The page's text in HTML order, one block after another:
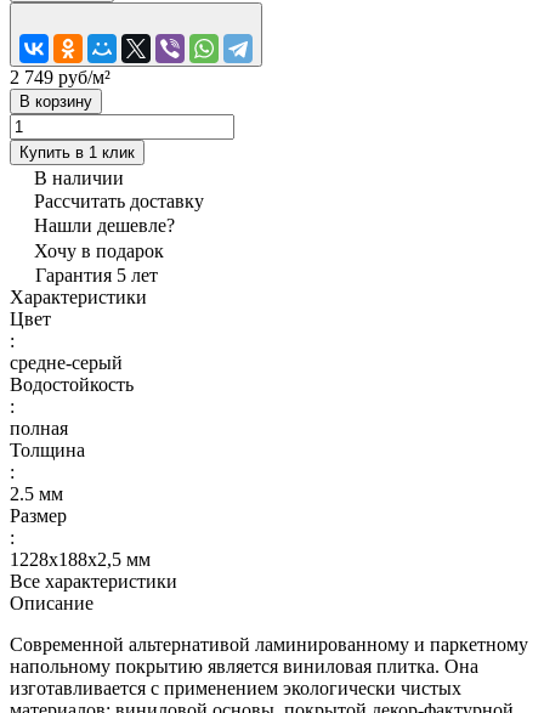
2 749 руб/м²
В корзину
Купить в 1 клик
В наличии
Рассчитать доставку
Нашли дешевле?
Хочу в подарок
Гарантия 5 лет
Характеристики
Цвет
:
средне-серый
Водостойкость
:
полная
Толщина
:
2.5 мм
Размер
:
1228х188х2,5 мм
Все характеристики
Описание
Современной альтернативой ламинированному и паркетному
напольному покрытию является виниловая плитка. Она
изготавливается с применением экологически чистых